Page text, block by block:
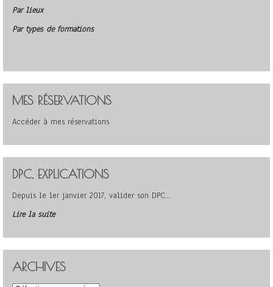
Par lieux
Par types de formations
MES RÉSERVATIONS
Accéder à mes réservations
DPC, EXPLICATIONS
Depuis le 1er janvier 2017, valider son DPC…
Lire la suite
ARCHIVES